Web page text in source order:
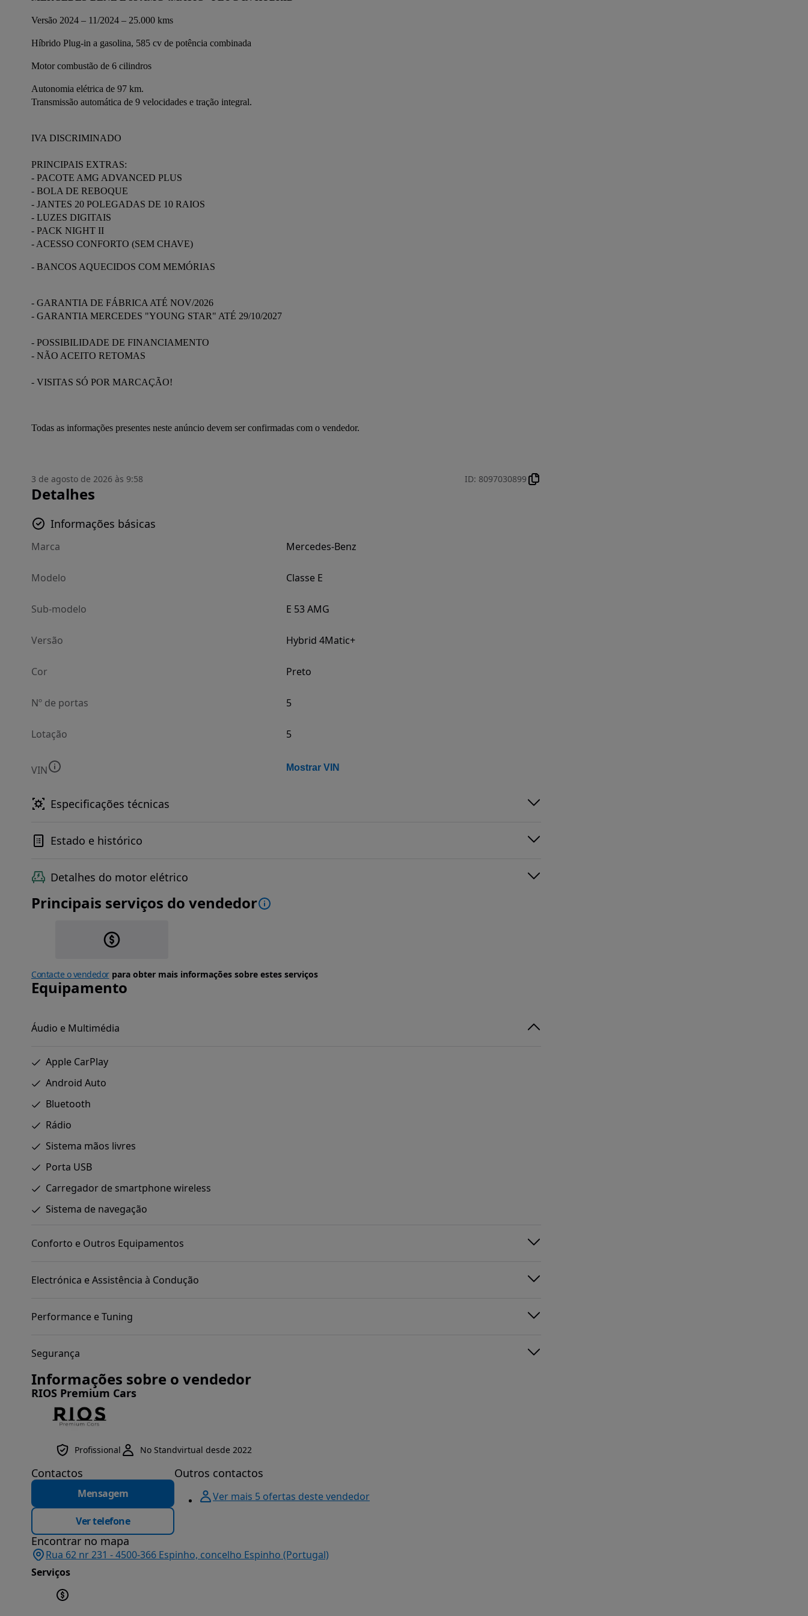
Versão 2024 – 11/2024 – 25.000 kms
Híbrido Plug-in a gasolina, 585 cv de potência combinada
Motor combustão de 6 cilindros
Autonomia elétrica de 97 km.
Transmissão automática de 9 velocidades e tração integral.
IVA DISCRIMINADO
PRINCIPAIS EXTRAS:
- PACOTE AMG ADVANCED PLUS
- BOLA DE REBOQUE
- JANTES 20 POLEGADAS DE 10 RAIOS
- LUZES DIGITAIS
- PACK NIGHT II
- ACESSO CONFORTO (SEM CHAVE)
- BANCOS AQUECIDOS COM MEMÓRIAS
- GARANTIA DE FÁBRICA ATÉ NOV/2026
- GARANTIA MERCEDES "YOUNG STAR" ATÉ 29/10/2027
- POSSIBILIDADE DE FINANCIAMENTO
- NÃO ACEITO RETOMAS
- VISITAS SÓ POR MARCAÇÃO!
Todas as informações presentes neste anúncio devem ser confirmadas com o vendedor.
3 de agosto de 2026 às 9:58 ID: 8097030899
Detalhes
Informações básicas
Marca Mercedes-Benz
Modelo Classe E
Sub-modelo E 53 AMG
Versão Hybrid 4Matic+
Cor Preto
Nº de portas 5
Lotação 5
VIN Mostrar VIN
Especificações técnicas
Estado e histórico
Detalhes do motor elétrico
Principais serviços do vendedor
Contacte o vendedorpara obter mais informações sobre estes serviços
Equipamento
Áudio e Multimédia
Apple CarPlay
Android Auto
Bluetooth
Rádio
Sistema mãos livres
Porta USB
Carregador de smartphone wireless
Sistema de navegação
Conforto e Outros Equipamentos
Electrónica e Assistência à Condução
Performance e Tuning
Segurança
Informações sobre o vendedor
RIOS Premium Cars
Profissional No Standvirtual desde 2022
Contactos
Mensagem
Ver telefone
Outros contactos
Ver mais 5 ofertas deste vendedor
Encontrar no mapa
Rua 62 nr 231 - 4500-366 Espinho, concelho Espinho (Portugal)
Serviços